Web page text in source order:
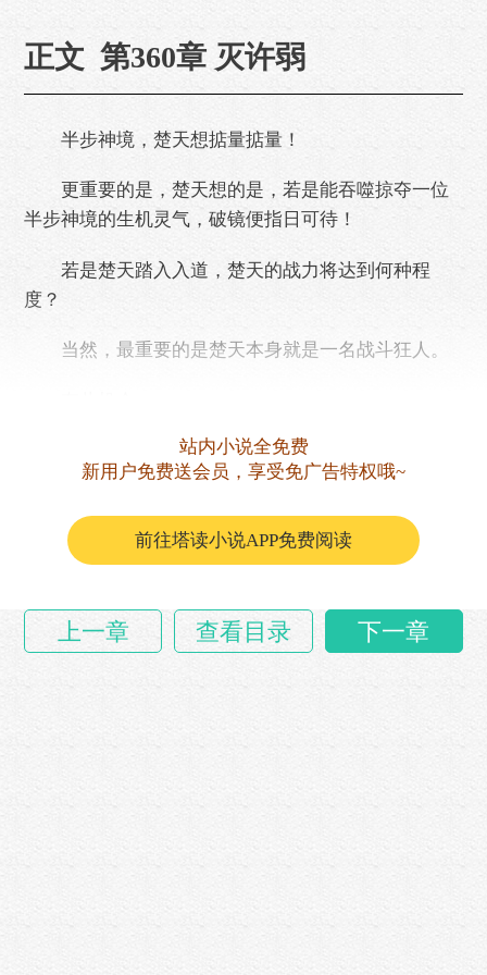
正文 第360章 灭许弱
半步神境，楚天想掂量掂量！
更重要的是，楚天想的是，若是能吞噬掠夺一位
半步神境的生机灵气，破镜便指日可待！
若是楚天踏入入道，楚天的战力将达到何种程
度？
当然，最重要的是楚天本身就是一名战斗狂人。
没有任何道理，不战个痛快！
一个化境竟敢如……
站内小说全免费
新用户免费送会员，享受免广告特权哦~
前往塔读小说APP免费阅读
上一章 查看目录 下一章